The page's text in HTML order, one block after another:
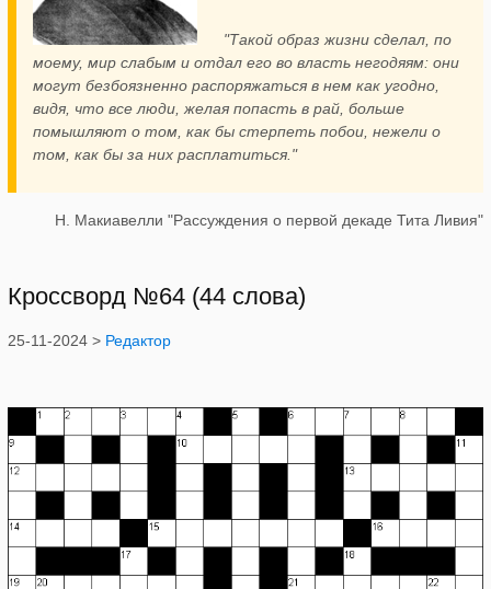
"Такой образ жизни сделал, по
моему, мир слабым и отдал его во власть негодяям: они
могут безбоязненно распоряжаться в нем как угодно,
видя, что все люди, желая попасть в рай, больше
помышляют о том, как бы стерпеть побои, нежели о
том, как бы за них расплатиться."
Н. Макиавелли "Рассуждения о первой декаде Тита Ливия"
Кроссворд №64 (44 слова)
25-11-2024 > Редактор